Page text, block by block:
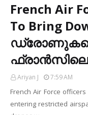
French Air
To Bring
Ariyan J 7:59 AM
French Air Force
entering restricted